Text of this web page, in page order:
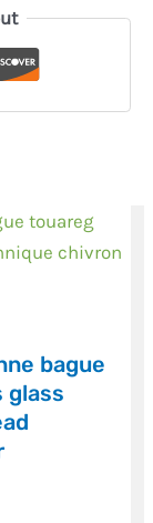
bague
glass